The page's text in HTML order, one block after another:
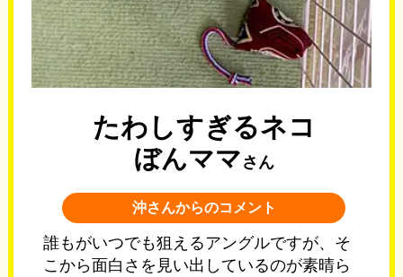
たわしすぎるネコ
ぼんママ さん
沖さんからのコメント
誰もがいつでも狙えるアングルですが、そ
こから面白さを見い出しているのが素晴ら